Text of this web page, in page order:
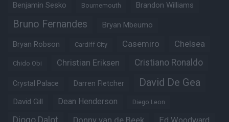
Benjamin Sesko Bournemouth Brandon Williams
Bruno Fernandes Bryan Mbeumo
Bryan Robson Cardiff City Casemiro Chelsea
Chido Obi Christian Eriksen Cristiano Ronaldo
Crystal Palace Darren Fletcher David De Gea
David Gill Dean Henderson Diego Leon